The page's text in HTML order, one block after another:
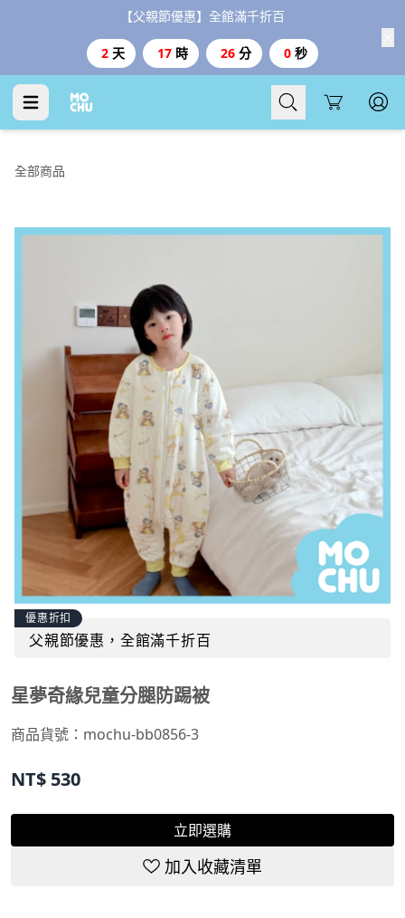
【父親節優惠】全館滿千折百
2 天 17 時 26 分 0 秒
Cart
全部商品
優惠折扣
父親節優惠，全館滿千折百
星夢奇緣兒童分腿防踢被
商品貨號： mochu-bb0856-3
NT$ 530
立即選購
加入收藏清單